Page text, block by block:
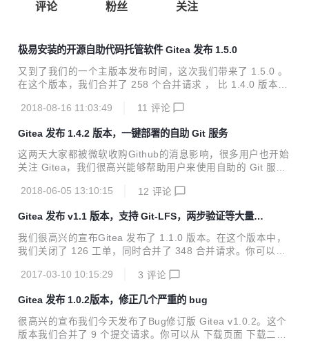
评论
粉丝 关注
极易安装的开源自助代码托管软件 Gitea 发布 1.5.0
又到了我们的一个主版本发布时间，这次我们带来了 1.5.0 。
在这个版本，我们合并了 258 个合并请求 ， 比 1.4.0 版本的
预编译版本。你可以查看 安装向导 来了解如何安装。 感谢所
好的版本。 下面介绍 1.5.0 版本的更新内容： 主题 (#3711)
现在你可以使用主题来组织你的Git仓库，这个功能类似你在G
ithub上用到的功能。 感谢 @lunny 表情提示 (#3433) 工单编
某...
2018-08-16 11:03:49 11 评论
Gitea 发布 1.4.2 版本，一键部署的自助 Git 服务
这两天大家都被微软收购Github的消息影响，很多用户也开始
关注 Gitea，我们很高兴能够帮助用户来使用自助的 Git 服
人，这将让我们更好的完善软件。 在Gitea 1.4.2 版本中，我
的官方下载站 dl.gitea.io 选择适合你的操作系统和硬件平台下
载预编译版本。更多关于安装的细节请见 安装向导。也非常欢
迎有能力的开发者加入到Gitea社区。 Changelog BUGFIXES
2018-06-05 13:10:15 12 评论
Gitea 发布 v1.1 版本，支持 Git-LFS，两步验证等大量改
进
我们很高兴的宣布Gitea 发布了 1.1.0 版本。在这个版本中，
我们关闭了 126 工单，同时合并了 348 合并请求。你可以从
详情请参考 安装向导 。 新版本支持 Git-LFS，两步验证，M
s can potentially break, make sure to regenerate the auth
orized keys 特性 Git LFSv2 support #122 API endpoints fo
r repo watching #191 S...
2017-03-10 10:15:29 3 评论
Gitea 发布 1.0.2版本，修正几个严重的 bug
很高兴的宣布我们今天发布了Bug修订版 Gitea v1.0.2。这个
版本我们合并了 9 个提交请求。你可以从 下载页面 下载二进